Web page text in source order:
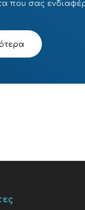
που σας